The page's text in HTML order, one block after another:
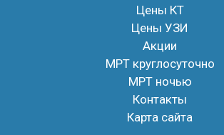
Цены КТ
Цены УЗИ
Акции
МРТ круглосуточно
МРТ ночью
Контакты
Карта сайта